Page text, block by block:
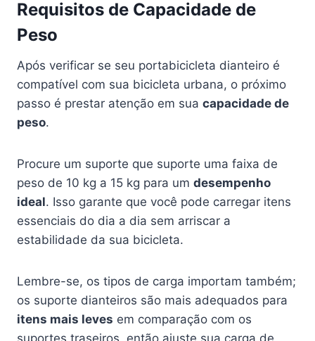
Requisitos de Capacidade de
Peso
Após verificar se seu portabicicleta dianteiro é
compatível com sua bicicleta urbana, o próximo
passo é prestar atenção em sua capacidade de
peso.
Procure um suporte que suporte uma faixa de
peso de 10 kg a 15 kg para um desempenho
ideal. Isso garante que você pode carregar itens
essenciais do dia a dia sem arriscar a
estabilidade da sua bicicleta.
Lembre-se, os tipos de carga importam também;
os suporte dianteiros são mais adequados para
itens mais leves em comparação com os